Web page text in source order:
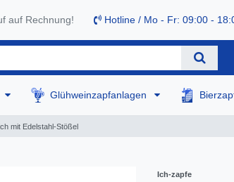
auf Rechnung! Hotline / Mo - Fr: 09:00 -
Glühweinzapfanlagen
mit Edelstahl-Stößel
Ich-zapfe